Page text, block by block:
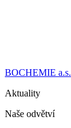
BOCHEMIE a.s.
Aktuality
Naše odvětví